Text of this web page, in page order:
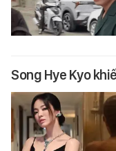
Song Hye Kyo